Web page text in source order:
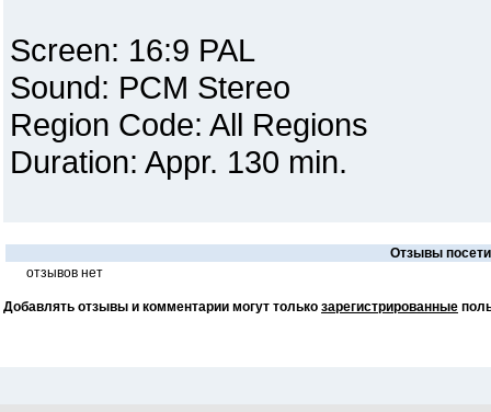
Screen: 16:9 PAL
Sound: PCM Stereo
Region Code: All Regions
Duration: Appr. 130 min.
Отзывы
отзывов нет
Добавлять отзывы и комментарии могут только зарегистрированные